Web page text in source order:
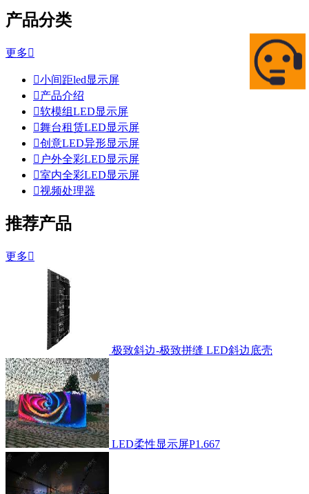
产品分类
更多
小间距led显示屏
产品介绍
软模组LED显示屏
舞台租赁LED显示屏
创意LED异形显示屏
 户外全彩LED显示屏
室内全彩LED显示屏
视频处理器
推荐产品
更多
极致斜边-极致拼缝 LED斜边底壳
LED柔性显示屏P1.667